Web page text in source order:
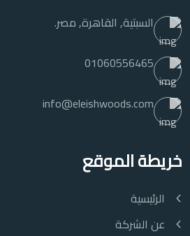
السبتية, القاهرة, مصر.
01060556465
info@eleishwoods.com
خريطة الموقع
الرئيسية
عن الشركة